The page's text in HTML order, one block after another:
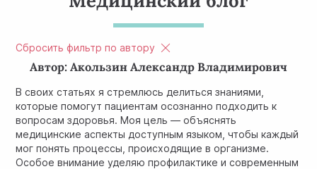
Сбросить фильтр по автору
Автор: Акользин Александр Владимирович
В своих статьях я стремлюсь делиться знаниями,
которые помогут пациентам осознанно подходить к
вопросам здоровья. Моя цель — объяснять
медицинские аспекты доступным языком, чтобы каждый
мог понять процессы, происходящие в организме.
Особое внимание уделяю профилактике и современным